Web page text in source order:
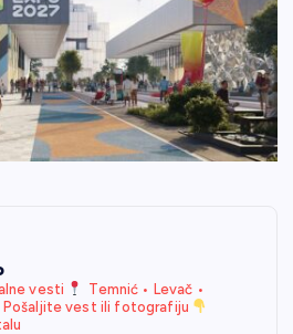
vesti
Temnić • Levač •
Pošaljite vest ili fotografiju